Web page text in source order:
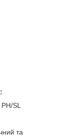
SL
та